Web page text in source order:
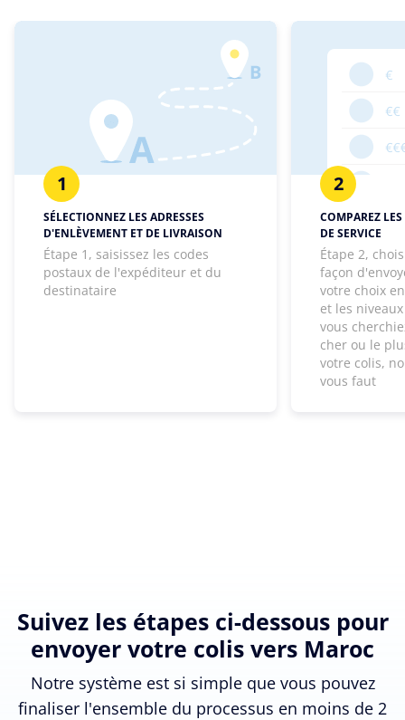
1
SÉLECTIONNEZ LES ADRESSES
D'ENLÈVEMENT ET DE LIVRAISON
Étape 1, saisissez les codes
postaux de l'expéditeur et du
destinataire
2
COMPAREZ
DE SERVICE
Étape 2,
façon
votre choix
et les
vous
cher ou le
votre colis,
vous faut
Suivez les étapes ci-dessous pour
envoyer votre colis vers Maroc
Notre système est si simple que vous pouvez
finaliser l'ensemble du processus en moins de 2